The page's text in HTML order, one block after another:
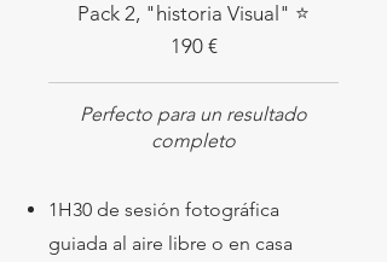
Pack 2, "historia Visual" ⭐
190 €
Perfecto para un resultado
completo
1H30 de sesión fotográfica
guiada al aire libre o en casa